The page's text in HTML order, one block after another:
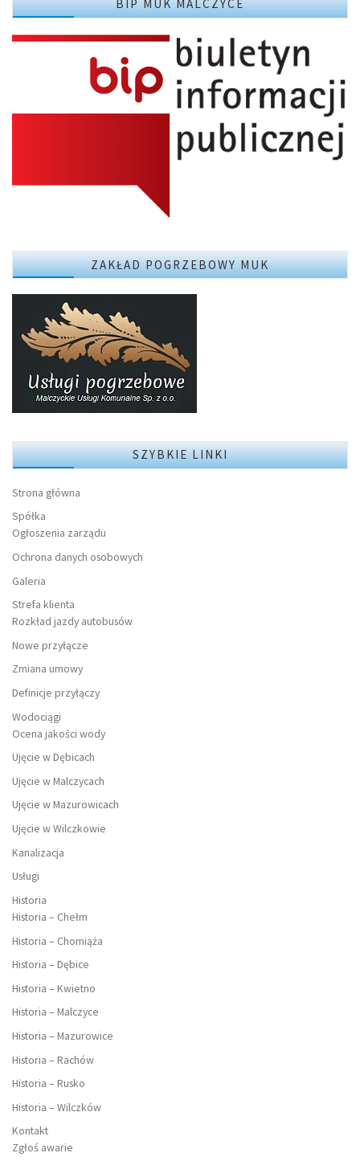
BIP MUK MALCZYCE
ZAKŁAD POGRZEBOWY MUK
SZYBKIE LINKI
Strona główna
Spółka
Ogłoszenia zarządu
Ochrona danych osobowych
Galeria
Strefa klienta
Rozkład jazdy autobusów
Nowe przyłącze
Zmiana umowy
Definicje przyłączy
Wodociągi
Ocena jakości wody
Ujęcie w Dębicach
Ujęcie w Malczycach
Ujęcie w Mazurowicach
Ujęcie w Wilczkowie
Kanalizacja
Usługi
Historia
Historia – Chełm
Historia – Chomiąża
Historia – Dębice
Historia – Kwietno
Historia – Malczyce
Historia – Mazurowice
Historia – Rachów
Historia – Rusko
Historia – Wilczków
Kontakt
Zgłoś awarie